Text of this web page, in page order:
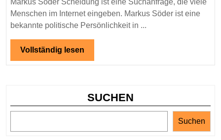
Hintergründe
und
Fakten
über
sein
Markus Söder Scheidung ist eine Suchanfrage, die viele
Menschen im Internet eingeben. Markus Söder ist eine
bekannte politische Persönlichkeit in ...
Vollständig lesen
lesen
SUCHEN
Suchen